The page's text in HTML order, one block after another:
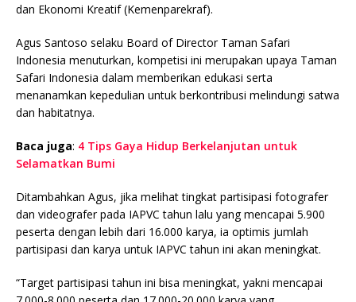
dan Ekonomi Kreatif (Kemenparekraf).
Agus Santoso selaku Board of Director Taman Safari
Indonesia menuturkan, kompetisi ini merupakan upaya Taman
Safari Indonesia dalam memberikan edukasi serta
menanamkan kepedulian untuk berkontribusi melindungi satwa
dan habitatnya.
Baca juga: 4 Tips Gaya Hidup Berkelanjutan untuk
Selamatkan Bumi
Ditambahkan Agus, jika melihat tingkat partisipasi fotografer
dan videografer pada IAPVC tahun lalu yang mencapai 5.900
peserta dengan lebih dari 16.000 karya, ia optimis jumlah
partisipasi dan karya untuk IAPVC tahun ini akan meningkat.
“Target partisipasi tahun ini bisa meningkat, yakni mencapai